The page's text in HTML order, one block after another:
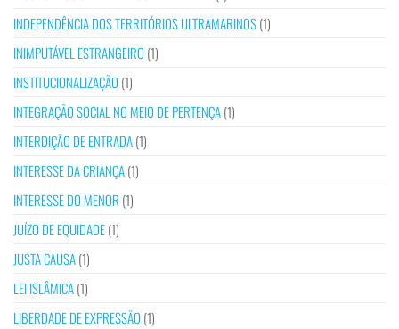
INDEPENDÊNCIA DOS TERRITÓRIOS ULTRAMARINOS(1)
INIMPUTÁVEL ESTRANGEIRO (1)
INSTITUCIONALIZAÇÃO (1)
INTEGRAÇÃO SOCIAL NO MEIO DE PERTENÇA(1)
INTERDIÇÃO DE ENTRADA(1)
INTERESSE DA CRIANÇA(1)
INTERESSE DO MENOR (1)
JUÍZO DE EQUIDADE(1)
JUSTA CAUSA(1)
LEI ISLÂMICA(1)
LIBERDADE DE EXPRESSÃO (1)